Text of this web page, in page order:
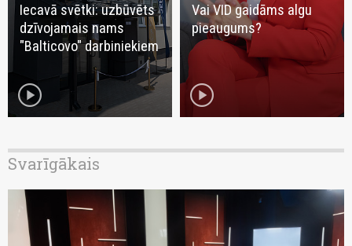
Iecavā svētki: uzbūvēts
dzīvojamais nams
"Balticovo" darbiniekiem
play_circle
Vai VID gaidāms algu
pieaugums?
play_circle
Svarīgākais